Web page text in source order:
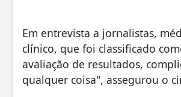
Em entrevista a jornalistas,
clínico, que foi classificado
avaliação de resultados,
qualquer coisa", assegurou o